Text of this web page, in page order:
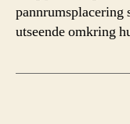
pannrumsplacering
utseende omkring